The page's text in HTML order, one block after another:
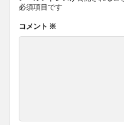
必須項目です
コメント ※